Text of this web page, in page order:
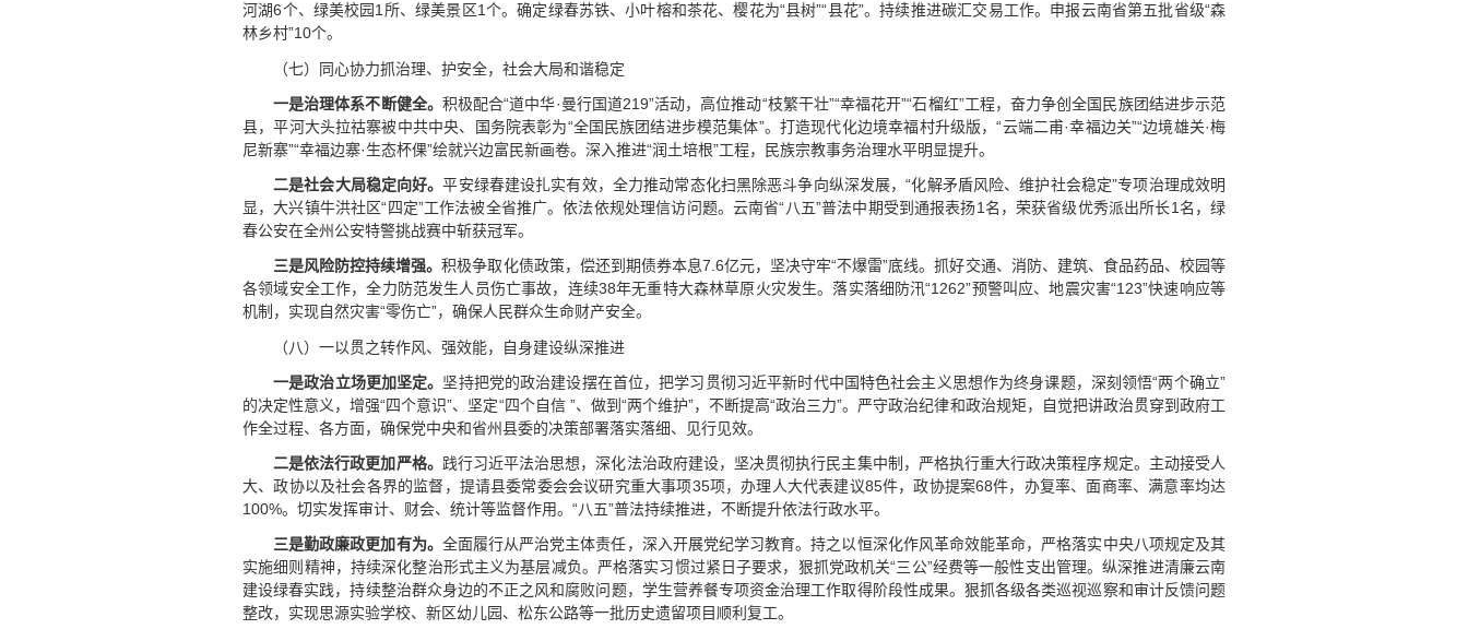
河湖6个、绿美校园1所、绿美景区1个。确定绿春苏铁、小叶榕和茶花、樱花为“县树”“县花”。持续推进碳汇交易工作。申报云南省第五批省级“森
林乡村”10个。
（七）同心协力抓治理、护安全，社会大局和谐稳定
一是治理体系不断健全。 积极配合“道中华·曼行国道219”活动，高位推动“枝繁干壮”“幸福花开”“石榴红”工程，奋力争创全国民族团结进步示范
县，平河大头拉祜寨被中共中央、国务院表彰为“全国民族团结进步模范集体”。打造现代化边境幸福村升级版，“云端二甫·幸福边关”“边境雄关·梅
尼新寨”“幸福边寨·生态杯倮”绘就兴边富民新画卷。深入推进“润土培根”工程，民族宗教事务治理水平明显提升。
二是社会大局稳定向好。平安绿春建设扎实有效，全力推动常态化扫黑除恶斗争向纵深发展，“化解矛盾风险、维护社会稳定”专项治理成效明
显，大兴镇牛洪社区“四定”工作法被全省推广。依法依规处理信访问题。云南省“八五”普法中期受到通报表扬1名，荣获省级优秀派出所长1名，绿
春公安在全州公安特警挑战赛中斩获冠军。
三是风险防控持续增强。积极争取化债政策，偿还到期债券本息7.6亿元，坚决守牢“不爆雷”底线。抓好交通、消防、建筑、食品药品、校园等
各领域安全工作，全力防范发生人员伤亡事故，连续38年无重特大森林草原火灾发生。落实落细防汛“1262”预警叫应、地震灾害“123”快速响应等
机制，实现自然灾害“零伤亡”，确保人民群众生命财产安全。
（八）一以贯之转作风、强效能，自身建设纵深推进
一是政治立场更加坚定。 坚持把党的政治建设摆在首位，把学习贯彻习近平新时代中国特色社会主义思想作为终身课题，深刻领悟“两个确立”
的决定性意义，增强“四个意识”、坚定“四个自信 ”、做到“两个维护”，不断提高“政治三力”。严守政治纪律和政治规矩，自觉把讲政治贯穿到政府工
作全过程、各方面，确保党中央和省州县委的决策部署落实落细、见行见效。
二是依法行政更加严格。 践行习近平法治思想，深化法治政府建设，坚决贯彻执行民主集中制，严格执行重大行政决策程序规定。主动接受人
大、政协以及社会各界的监督，提请县委常委会会议研究重大事项35项，办理人大代表建议85件，政协提案68件，办复率、面商率、满意率均达
100%。切实发挥审计、财会、统计等监督作用。“八五”普法持续推进，不断提升依法行政水平。
三是勤政廉政更加有为。 全面履行从严治党主体责任，深入开展党纪学习教育。持之以恒深化作风革命效能革命，严格落实中央八项规定及其
实施细则精神，持续深化整治形式主义为基层减负。严格落实习惯过紧日子要求，狠抓党政机关“三公”经费等一般性支出管理。纵深推进清廉云南
建设绿春实践，持续整治群众身边的不正之风和腐败问题，学生营养餐专项资金治理工作取得阶段性成果。狠抓各级各类巡视巡察和审计反馈问题
整改，实现思源实验学校、新区幼儿园、松东公路等一批历史遗留项目顺利复工。